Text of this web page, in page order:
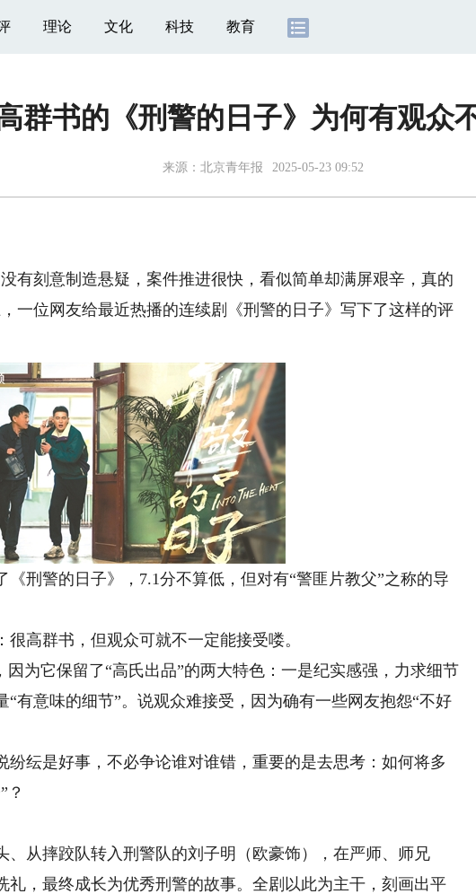
理论 文化 科技 教育
群书的《刑警的日子》为何有观众
来源： 北京青年报 2025-05-23 09:52
刻意制造悬疑，案件推进很快，看似简单却满屏艰辛，真的
一位网友给最近热播的连续剧《刑警的日子》写下了这样的评
刑警的日子》，7.1分不算低，但对有“警匪片教父”之称的导
高群书，但观众可就不一定能接受喽。
为它保留了“高氏出品”的两大特色：一是纪实感强，力求细节
有意味的细节”。说观众难接受，因为确有一些网友抱怨“不好
纭是好事，不必争论谁对谁错，重要的是去思考：如何将多
？
从摔跤队转入刑警队的刘子明（欧豪饰），在严师、师兄
礼，最终成长为优秀刑警的故事。全剧以此为主干，刻画出平